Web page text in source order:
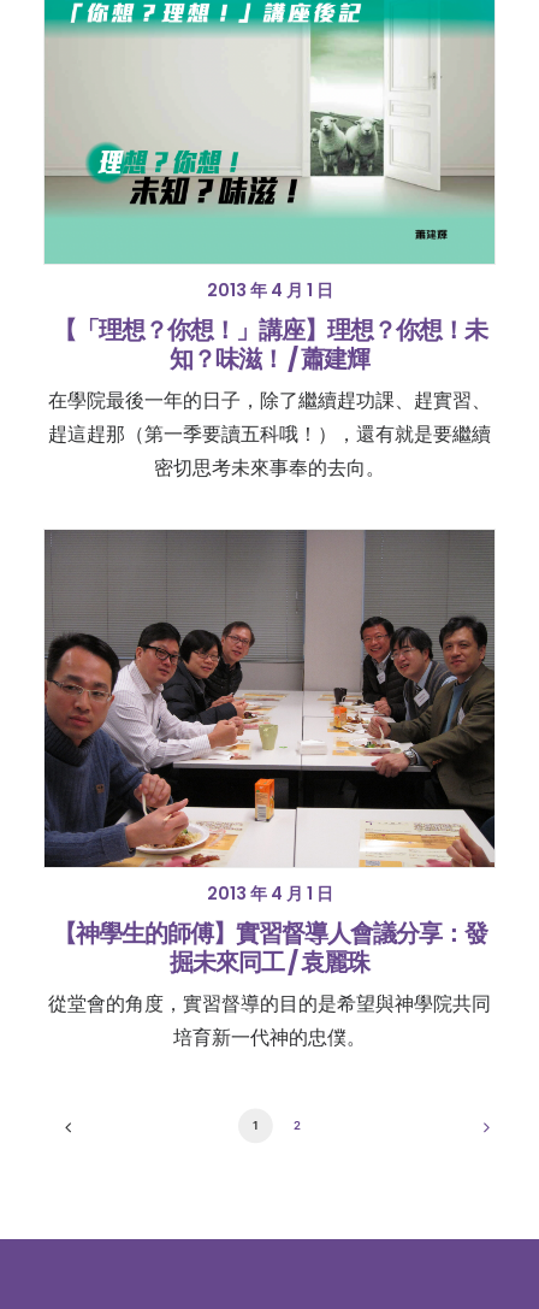
2013 年 4 月 1 日
【「理想？你想！」講座】理想？你想！未
知？味滋！ / 蕭建輝
在學院最後一年的日子，除了繼續趕功課、趕實習、
趕這趕那（第一季要讀五科哦！），還有就是要繼續
密切思考未來事奉的去向。
2013 年 4 月 1 日
【神學生的師傅】實習督導人會議分享：發
掘未來同工 / 袁麗珠
從堂會的角度，實習督導的目的是希望與神學院共同
培育新一代神的忠僕。
1 2